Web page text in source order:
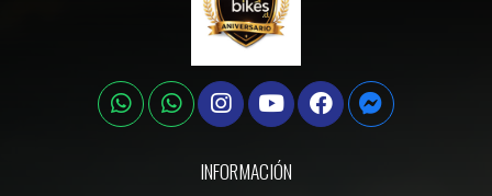
INFORMACIÓN